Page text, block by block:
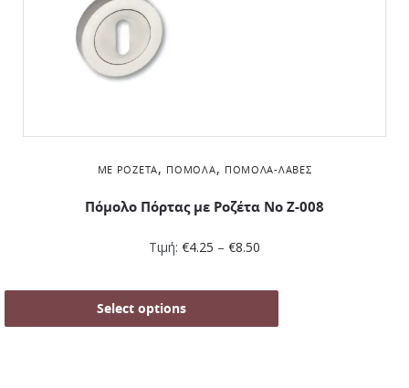
ΜΕ ΡΟΖΈΤΑ, ΠΌΜΟΛΑ, ΠΌΜΟΛΑ-ΛΑΒΈΣ
Πόμολο Πόρτας με Ροζέτα No Ζ-008
Τιμή: €4.25 – €8.50
Select options